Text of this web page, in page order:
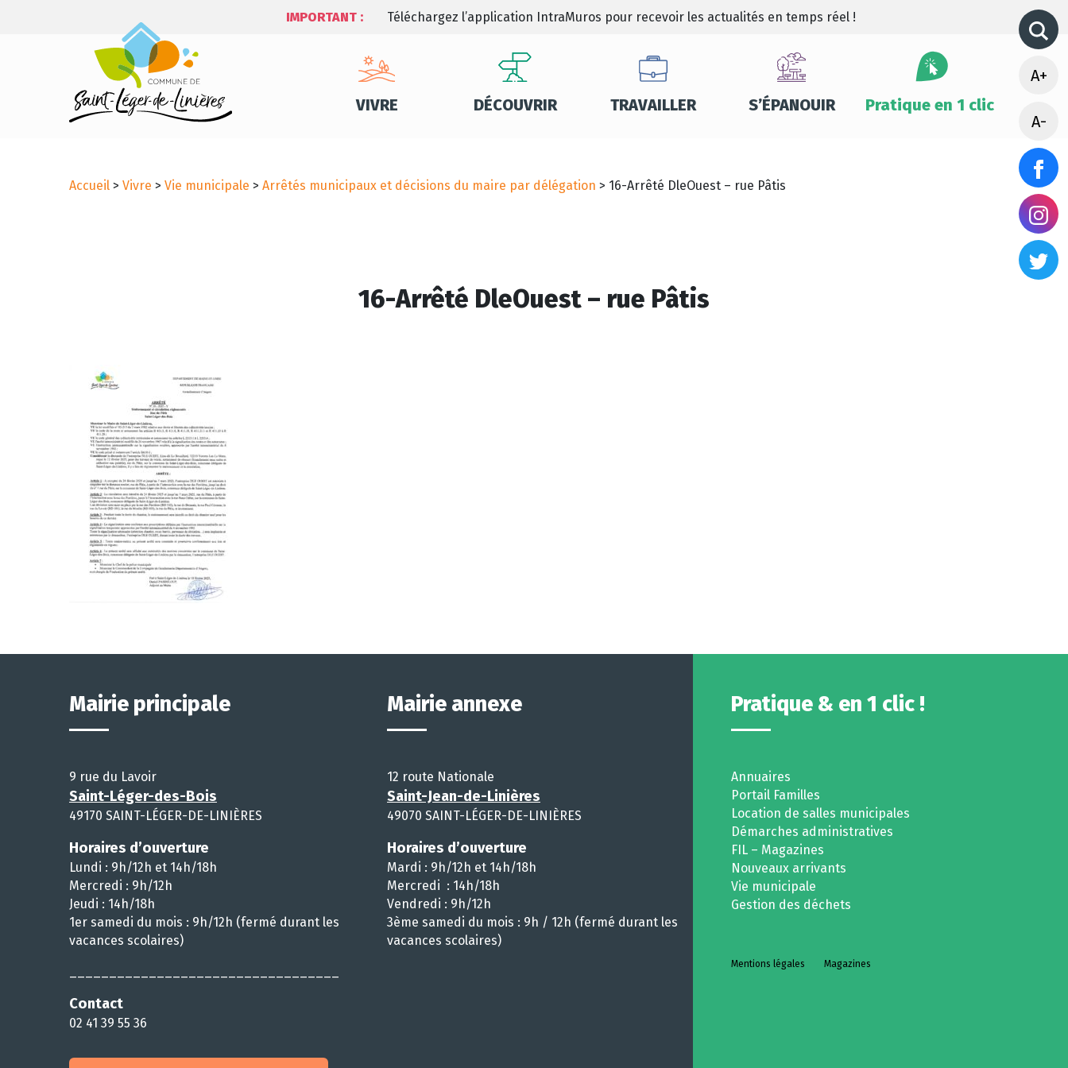
IMPORTANT : Téléchargez l’application IntraMuros pour recevoir les actualités en temps réel !
VIVRE DÉCOUVRIR TRAVAILLER S’ÉPANOUIR Pratique en 1 clic
A+
A-
Accueil > Vivre > Vie municipale > Arrêtés municipaux et décisions du maire par délégation > 16-Arrêté DleOuest – rue Pâtis
16-Arrêté DleOuest – rue Pâtis
Mairie principale
9 rue du Lavoir
Saint-Léger-des-Bois
49170 SAINT-LÉGER-DE-LINIÈRES
Horaires d’ouverture
Lundi : 9h/12h et 14h/18h
Mercredi : 9h/12h
Jeudi : 14h/18h
1er samedi du mois : 9h/12h (fermé durant les
vacances scolaires)
Contact
02 41 39 55 36
Mairie annexe
12 route Nationale
Saint-Jean-de-Linières
49070 SAINT-LÉGER-DE-LINIÈRES
Horaires d’ouverture
Mardi : 9h/12h et 14h/18h
Mercredi : 14h/18h
Vendredi : 9h/12h
3ème samedi du mois : 9h / 12h (fermé durant les
vacances scolaires)
Pratique & en 1 clic !
Annuaires
Portail Familles
Location de salles municipales
Démarches administratives
FIL – Magazines
Nouveaux arrivants
Vie municipale
Gestion des déchets
Mentions légales Magazines